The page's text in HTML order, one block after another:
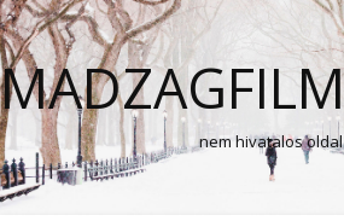
nem hivatalos oldal